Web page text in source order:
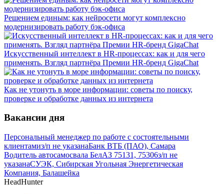
Решением единым: как нейросети могут комплексно
модернизировать работу бэк-офиса
Искусственный интеллект в HR-процессах: как и для чего
применять. Взгляд партнёра Премии HR-бренд GigaChat
Как не утонуть в море информации: советы по поиску,
проверке и обработке данных из интернета
Вакансии дня
Персональный менеджер по работе с состоятельными
клиентамиз/п не указанаБанк ВТБ (ПАО), Самара
Водитель автосамосвала БелАЗ 75131, 75306з/п не
указанаСУЭК, Сибирская Угольная Энергетическая
Компания, Балашейка
HeadHunter